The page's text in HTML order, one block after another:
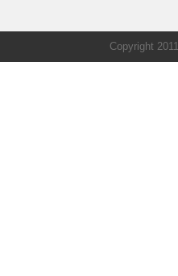
Copyright